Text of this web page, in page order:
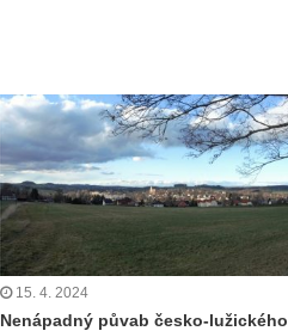
15. 4. 2024
Nenápadný půvab česko-lužického